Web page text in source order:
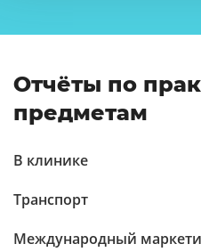
Отчёты по
предметам
В клинике
Транспорт
Международный